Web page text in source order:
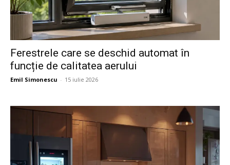
Ferestrele care se deschid automat în
funcție de calitatea aerului
Emil Simonescu - 15 iulie 2026